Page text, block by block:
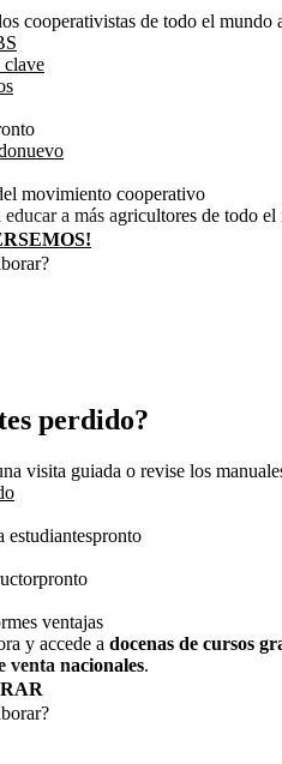
cooperativistas de todo el mundo
clave
nuevo
movimiento cooperativo
a más agricultores de todo el
perdido?
visita guiada o revise los
estudiantespronto
pronto
ventajas
y accede a docenas de cursos
venta nacionales.